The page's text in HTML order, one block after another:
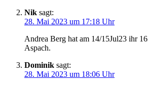
Nik sagt:
28. Mai 2023 um 17:18 Uhr
Andrea Berg hat am 14/15Jul23 ihr
Aspach.
Dominik sagt:
28. Mai 2023 um 18:06 Uhr